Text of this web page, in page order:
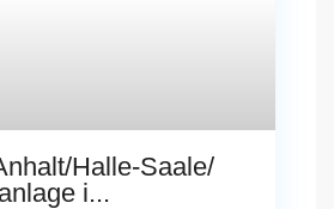
Halle-Saale/
i...